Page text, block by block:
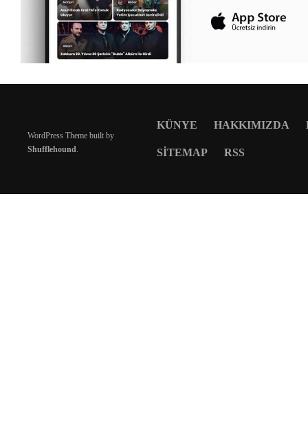
WordPress Theme built by
Shufflehound.
KÜNYE HAKKIMIZDA
SITEMAP RSS